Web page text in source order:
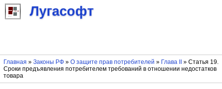
Лугасофт
Главная » Законы РФ» О защите прав потребителей » Глава II
» Статья 19.
Сроки предъявления потребителем требований в отношении недостатков
товара